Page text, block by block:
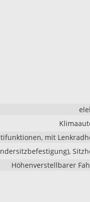
mit
Höhenverstellbarer